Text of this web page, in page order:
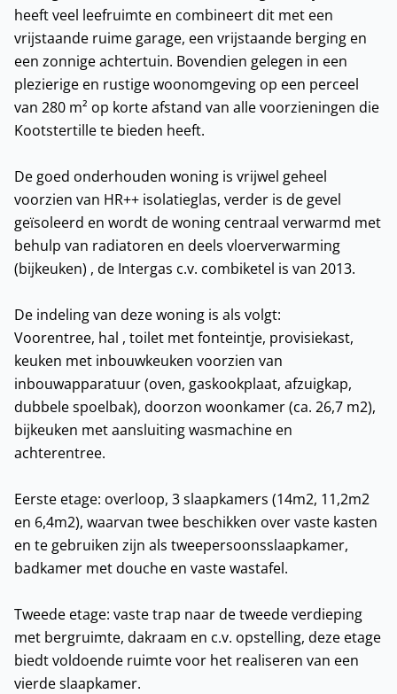
heeft veel leefruimte en combineert dit met een
vrijstaande ruime garage, een vrijstaande berging en
een zonnige achtertuin. Bovendien gelegen in een
plezierige en rustige woonomgeving op een perceel
van 280 m² op korte afstand van alle voorzieningen die
Kootstertille te bieden heeft.
De goed onderhouden woning is vrijwel geheel
voorzien van HR++ isolatieglas, verder is de gevel
geïsoleerd en wordt de woning centraal verwarmd met
behulp van radiatoren en deels vloerverwarming
(bijkeuken) , de Intergas c.v. combiketel is van 2013.
De indeling van deze woning is als volgt:
Voorentree, hal , toilet met fonteintje, provisiekast,
keuken met inbouwkeuken voorzien van
inbouwapparatuur (oven, gaskookplaat, afzuigkap,
dubbele spoelbak), doorzon woonkamer (ca. 26,7 m2),
bijkeuken met aansluiting wasmachine en
achterentree.
Eerste etage: overloop, 3 slaapkamers (14m2, 11,2m2
en 6,4m2), waarvan twee beschikken over vaste kasten
en te gebruiken zijn als tweepersoonsslaapkamer,
badkamer met douche en vaste wastafel.
Tweede etage: vaste trap naar de tweede verdieping
met bergruimte, dakraam en c.v. opstelling, deze etage
biedt voldoende ruimte voor het realiseren van een
vierde slaapkamer.